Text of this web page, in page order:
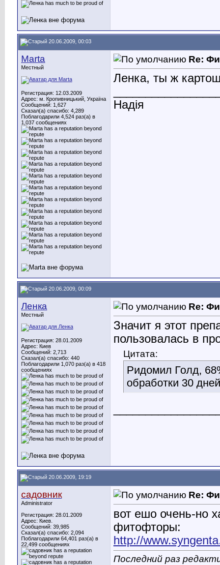
20.06.2009, 00:03
Marta
Местный
Регистрация: 12.03.2009
Адрес: м. Кропивницький, Україна
Сообщений: 1,627
Сказал(а) спасибо: 4,289
Поблагодарили 4,524 раз(а) в
1,037 сообщениях
Re:
Ленка, ты ж
Надія
20.06.2009, 00:09
Ленка
Местный
Регистрация: 28.01.2009
Адрес: Киев
Сообщений: 2,713
Сказал(а) спасибо: 440
Поблагодарили 1,070 раз(а) в 418
сообщениях
Re:
Значит я этот
пользовалась в
Цитата:
Ридомил Голд,
обработки 30
20.06.2009, 19:19
садовник
Administrator
Регистрация: 28.01.2009
Адрес: Киев.
Сообщений: 39,985
Сказал(а) спасибо: 2,094
Поблагодарили 64,401 раз(а) в
22,499 сообщениях
Re:
вот ешо очень-но
фитофторы:
http://
Последний раз